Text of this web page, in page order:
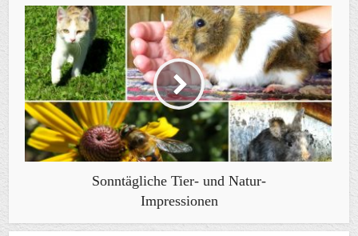
Sonntägliche Tier- und Natur-
Impressionen